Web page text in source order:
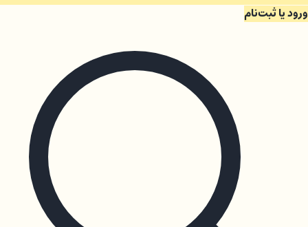
ورود یا ثبت‌نام